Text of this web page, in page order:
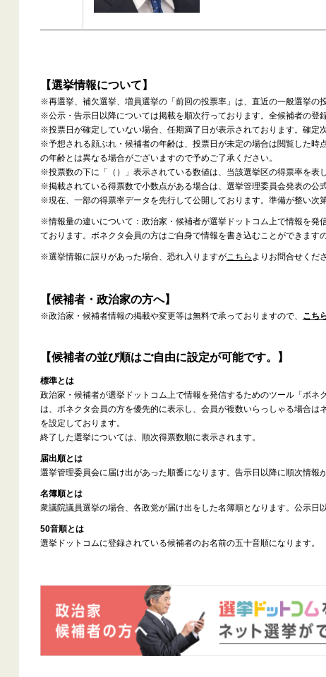
【選挙情報について】
※再選挙、補欠選挙、増員選挙の「前回の投票率」は、直近の一般選挙の
※公示・告示日以降については掲載を順次行っております。全候補者の登
※投票日が確定していない場合、任期満了日が表示されております。確定
※予想される顔ぶれ・候補者の年齢は、投票日が未定の場合は閲覧した時
の年齢とは異なる場合がございますので予めご了承ください。
※投票数の下に「（）」表示されている数値は、当該選挙区の得票率を表し
※掲載されている得票数で小数点がある場合は、選挙管理委員会発表の公
※現在、一部の得票率データを先行して公開しております。準備が整い次
※情報量の違いについて：政治家・候補者が選挙ドットコム上で情報を発
ております。ボネクタ会員の方はご自身で情報を書き込むことができます
※選挙情報に誤りがあった場合、恐れ入りますがこちら よりお問合せくださ
【候補者・政治家の方へ】
※政治家・候補者情報の掲載や変更等は無料で承っておりますので、 こち
【候補者の並び順はご自由に設定が可能です。】
標準とは
政治家・候補者が選挙ドットコム上で情報を発信するためのツール「ボ
は、ボネクタ会員の方を優先的に表示し、会員が複数いらっしゃる場合
を設定しております。
終了した選挙については、順次得票数順に表示されます。
届出順とは
選挙管理委員会に届け出があった順番になります。告示日以降に順次情報
名簿順とは
衆議院議員選挙の場合、各政党が届け出をした名簿順となります。公示日
50音順とは
選挙ドットコムに登録されている候補者のお名前の五十音順になります。